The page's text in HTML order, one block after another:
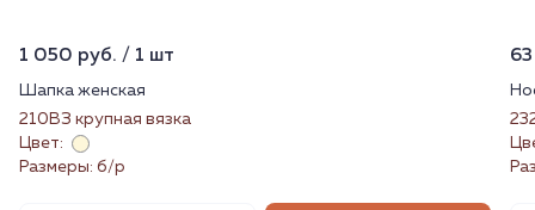
1 050 руб. / 1 шт
Шапка женская
210ВЗ крупная вязка
Цвет:
Размеры: б/р